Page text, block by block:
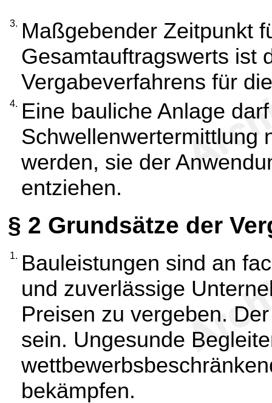
3. Maßgebender Zeitpunkt
Gesamtauftragswerts ist
Vergabeverfahrens für
4. Eine bauliche Anlage
Schwellenwertermittlung
werden, sie der
entziehen.
§ 2 Grundsätze der
1. Bauleistungen sind an
und zuverlässige
Preisen zu vergeben.
sein. Ungesunde
bekämpfen.